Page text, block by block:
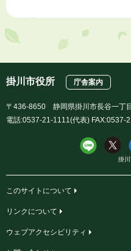
掛川市役所 庁舎案内
〒436-8650 静岡県掛川市長谷一丁
電話:0537-21-1111(代表) FAX:0537-
掛
このサイトについて
リンクについて
ウェブアクセシビリティ